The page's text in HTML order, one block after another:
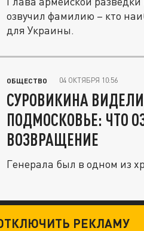
озвучил фамилию – кто
для Украины.
ОБЩЕСТВО 04 ОКТЯБРЯ 10:56
СУРОВИКИНА
ПОДМОСКОВЬЕ: ЧТО
ВОЗВРАЩЕНИЕ
Генерала был в одном из
РЕКЛАМУ